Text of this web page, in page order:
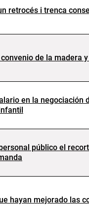
retrocés i trenca
de la madera
en la negociación
público el
hayan mejorado las